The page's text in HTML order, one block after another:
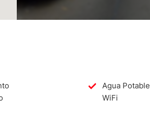
Agua Potable
WiFi